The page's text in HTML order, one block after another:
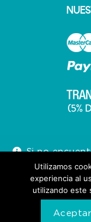
Si no
llamarnos
Descartar
Utilizamos
experiencia al
utilizando este
Aceptar